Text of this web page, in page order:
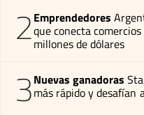
2Emprendedores
que conecta
millones de dólares
3Nuevas ganadoras
más rápido y desafían